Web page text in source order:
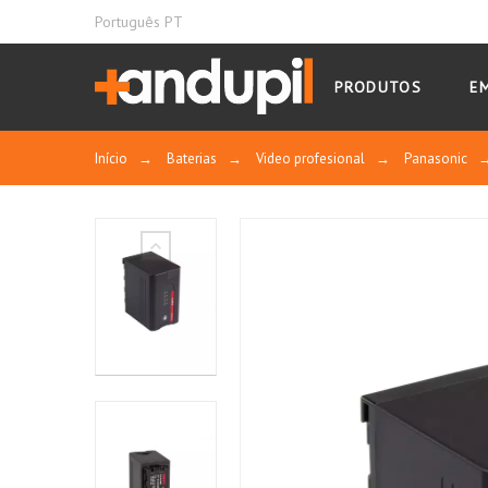
Português PT
PRODUTOS
Início → Baterias → Video profesional → Panasonic
Características:
Conexão de saída CC para saída DC ou
lanterna LED da câmera, monitor ou
conector DC também pode ser usado
Conexão USB incluída 5V/1A.
Tem uma
8D58 enviar uma tensão de 5V 1Ah
Indicador de status, LED de 4 níveis. A
S-8D58 manual do usuário